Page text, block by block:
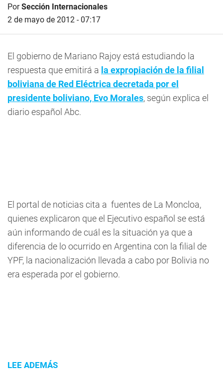
PorSección Internacionales
2 de mayo de 2012 - 07:17
El gobierno de Mariano Rajoy está estudiando la
respuesta que emitirá a la expropiación de la filial
boliviana de Red Eléctrica decretada por el
presidente boliviano, Evo Morales, según explica el
diario español Abc.
El portal de noticias cita a fuentes de La Moncloa,
quienes explicaron que el Ejecutivo español se está
aún informando de cuál es la situación ya que a
diferencia de lo ocurrido en Argentina con la filial de
YPF, la nacionalización llevada a cabo por Bolivia no
era esperada por el gobierno.
LEE ADEMÁS